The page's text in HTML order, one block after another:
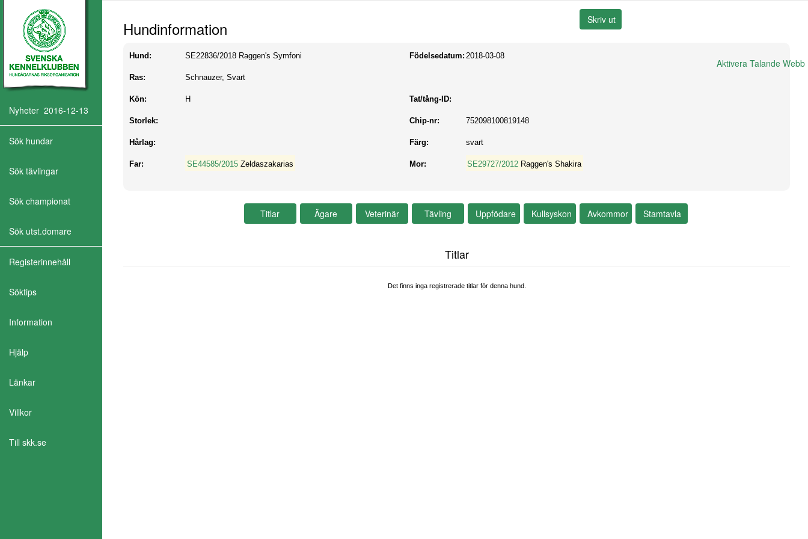
Aktivera Talande Webb
Nyheter 2016-12-13
Sök hundar
Sök tävlingar
Sök championat
Sök utst.domare
Registerinnehåll
Söktips
Information
Hjälp
Länkar
Villkor
Till skk.se
Hundinformation
Hund: SE22836/2018 Raggen's Symfoni Födelsedatum: 2018-03-08
Ras: Schnauzer, Svart
Kön: H Tat/tång-ID:
Storlek: Chip-nr: 752098100819148
Hårlag: Färg: svart
Far: SE44585/2015 Zeldaszakarias Mor: SE29727/2012 Raggen's Shakira
Titlar
Det finns inga registrerade titlar för denna hund.
Aktivera Talande Webb